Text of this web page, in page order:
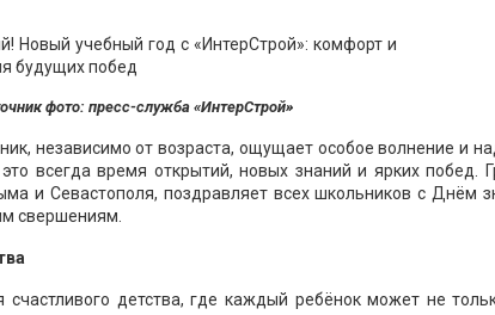
фото: пресс-служба «ИнтерСтрой»
независимо от возраста, ощущает особое волнение и
всегда время открытий, новых знаний и ярких побед.
и Севастополя, поздравляет всех школьников с Днём
свершениям.
счастливого детства, где каждый ребёнок может не